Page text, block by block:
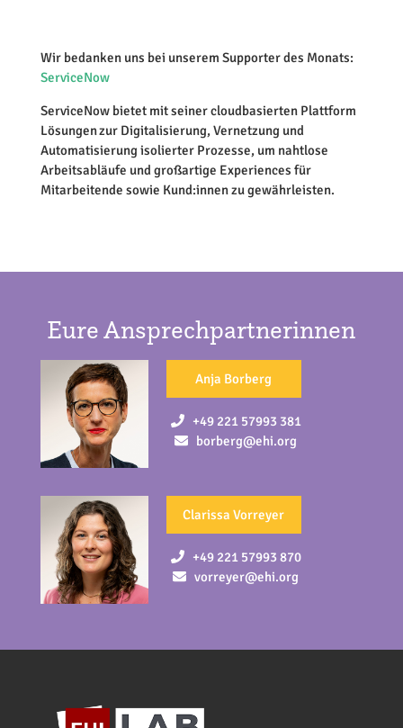
Wir bedanken uns bei unserem Supporter des Monats:
ServiceNow
ServiceNow bietet mit seiner cloudbasierten Plattform
Lösungen zur Digitalisierung, Vernetzung und
Automatisierung isolierter Prozesse, um nahtlose
Arbeitsabläufe und großartige Experiences für
Mitarbeitende sowie Kund:innen zu gewährleisten.
Eure Ansprechpartnerinnen
Anja Borberg
+49 221 57993 381
borberg@ehi.org
Clarissa Vorreyer
+49 221 57993 870
vorreyer@ehi.org